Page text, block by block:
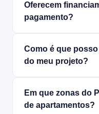
Oferecem
pagamento?
Como é que
do meu projeto?
Em que zonas do
de apartamentos?